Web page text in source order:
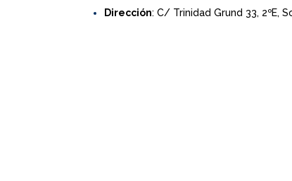
Dirección: C/ Trinidad Grund 33, 2ºE,